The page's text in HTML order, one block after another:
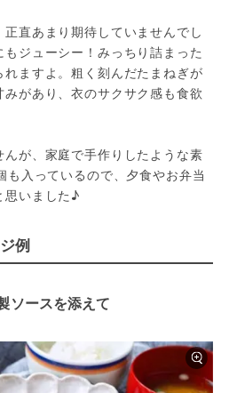
直あまり期待していませんでし
ジューシー！みっちり詰まった
ますよ。粗く刻んだたまねぎが
があり、衣のサクサク感も食欲
が、家庭で手作りしたような素
入っているので、夕食やお弁当
思いました♪
例
ソースを添えて